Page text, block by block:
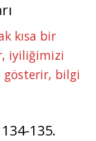
kısa bir
iyiliğimizi
gösterir, bilgi
135.